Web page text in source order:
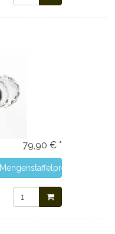
79,90 € *
Mengenstaffelpreise